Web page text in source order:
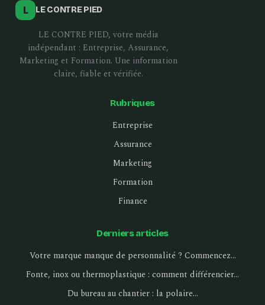
L LE CONTRE PIED
LE CONTRE PIED, votre média
indépendant : Entreprise, Assurance,
Marketing et Formation. Une information
claire, fiable et vérifiée.
Rubriques
Entreprise
Assurance
Marketing
Formation
Finance
Derniers articles
Votre marque manque de personnalité ? Commencez…
Fonte, inox ou thermoplastique : comment différencier…
Du bureau au chantier : la polaire…